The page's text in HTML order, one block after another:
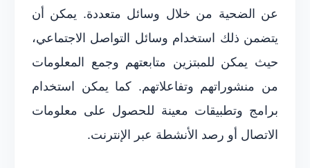
عن الضحية من خلال وسائل متعددة. يمكن أن
يتضمن ذلك استخدام وسائل التواصل الاجتماعي،
حيث يمكن للمبتزين متابعتهم وجمع المعلومات
من منشوراتهم وتفاعلاتهم. كما يمكن استخدام
برامج وتطبيقات معينة للحصول على معلومات
الاتصال أو رصد الأنشطة عبر الإنترنت.